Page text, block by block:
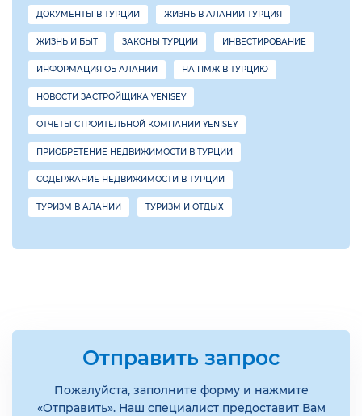
ДОКУМЕНТЫ В ТУРЦИИ ЖИЗНЬ В АЛАНИИ ТУРЦИЯ
ЖИЗНЬ И БЫТ ЗАКОНЫ ТУРЦИИ ИНВЕСТИРОВАНИЕ
ИНФОРМАЦИЯ ОБ АЛАНИИ НА ПМЖ В ТУРЦИЮ
НОВОСТИ ЗАСТРОЙЩИКА YENISEY
ОТЧЕТЫ СТРОИТЕЛЬНОЙ КОМПАНИИ YENISEY
ПРИОБРЕТЕНИЕ НЕДВИЖИМОСТИ В ТУРЦИИ
СОДЕРЖАНИЕ НЕДВИЖИМОСТИ В ТУРЦИИ
ТУРИЗМ В АЛАНИИ ТУРИЗМ И ОТДЫХ
Отправить запрос
Пожалуйста, заполните форму и нажмите
«Отправить». Наш специалист предоставит Вам